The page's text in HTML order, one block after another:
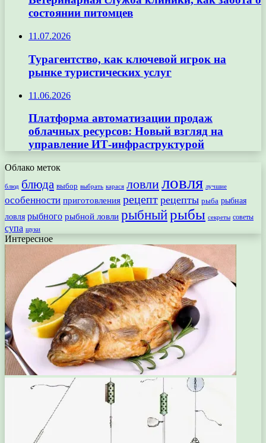
состоянии питомцев
11.07.2026
Турагентство, как ключевой игрок на
рынке туристических услуг
11.06.2026
Платформа автоматизации продаж
облачных ресурсов: Новый взгляд на
управление ИТ-инфраструктурой
Облако меток
блюд блюда выбор выбрать карася ловлиловля лучшие
особенности приготовления рецепт рецепты рыба рыбная
ловля рыбного рыбной ловли рыбныйрыбы секреты советы
супа щуки
Интересное